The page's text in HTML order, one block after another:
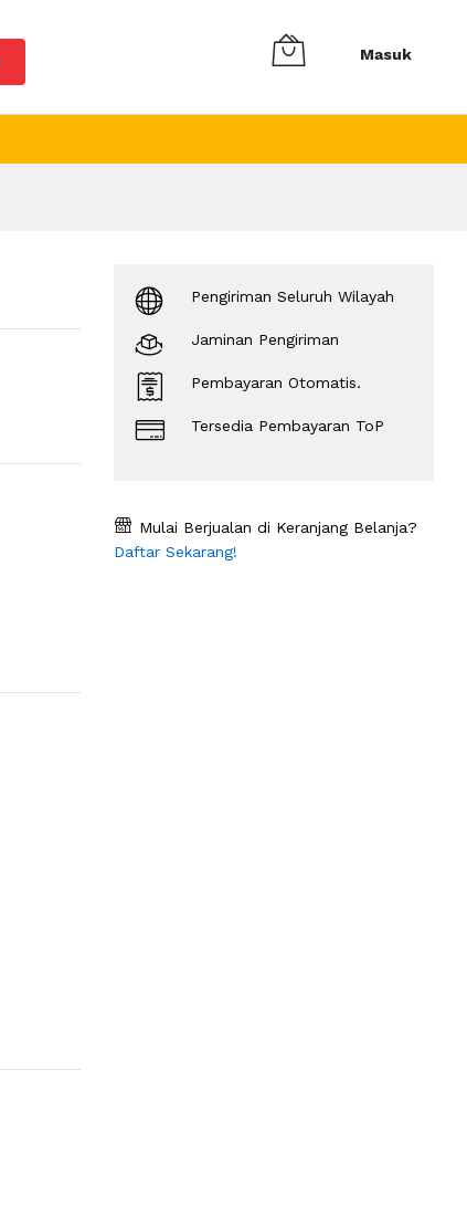
Masuk
Pengiriman Seluruh Wilayah
Jaminan Pengiriman
Pembayaran Otomatis.
Tersedia Pembayaran ToP
Mulai Berjualan di Keranjang Belanja?
Daftar Sekarang!